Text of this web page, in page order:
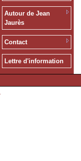
Autour de Jean
Jaurès
Contact
Lettre d'information